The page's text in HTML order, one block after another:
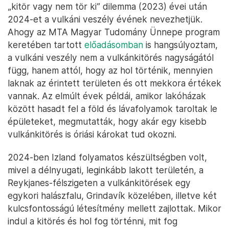
„kitör vagy nem tör ki” dilemma (2023) évei után
2024-et a vulkáni veszély évének nevezhetjük.
Ahogy az MTA Magyar Tudomány Ünnepe program
keretében tartott előadásomban is hangsúlyoztam,
a vulkáni veszély nem a vulkánkitörés nagyságától
függ, hanem attól, hogy az hol történik, mennyien
laknak az érintett területen és ott mekkora értékek
vannak. Az elmúlt évek példái, amikor lakóházak
között hasadt fel a föld és lávafolyamok taroltak le
épületeket, megmutatták, hogy akár egy kisebb
vulkánkitörés is óriási károkat tud okozni.
2024-ben Izland folyamatos készültségben volt,
mivel a délnyugati, leginkább lakott területén, a
Reykjanes-félszigeten a vulkánkitörések egy
egykori halászfalu, Grindavík közelében, illetve két
kulcsfontosságú létesítmény mellett zajlottak. Mikor
indul a kitörés és hol fog történni, mit fog